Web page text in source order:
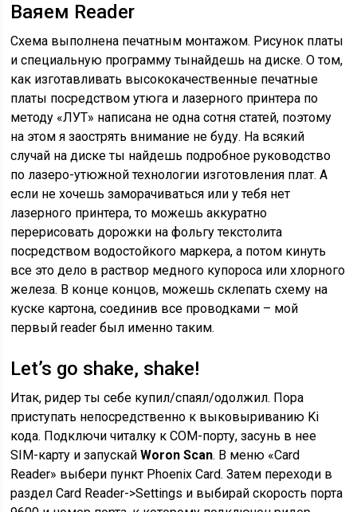
Ваяем Reader
Схема выполнена печатным монтажом. Рисунок платы
и специальную программу тынайдешь на диске. О том,
как изготавливать высококачественные печатные
платы посредством утюга и лазерного принтера по
методу «ЛУТ» написана не одна сотня статей, поэтому
на этом я заострять внимание не буду. На всякий
случай на диске ты найдешь подробное руководство
по лазеро-утюжной технологии изготовления плат. А
если не хочешь заморачиваться или у тебя нет
лазерного принтера, то можешь аккуратно
перерисовать дорожки на фольгу текстолита
посредством водостойкого маркера, а потом кинуть
все это дело в раствор медного купороса или хлорного
железа. В конце концов, можешь склепать схему на
куске картона, соединив все проводками – мой
первый reader был именно таким.
Let’s go shake, shake!
Итак, ридер ты себе купил/спаял/одолжил. Пора
приступать непосредственно к выковыриванию Ki
кода. Подключи читалку к СОМ-порту, засунь в нее
SIM-карту и запускайWoron Scan. В меню «Card
Reader» выбери пункт Phoenix Card. Затем переходи в
раздел Card Reader->Settings и выбирай скорость порта